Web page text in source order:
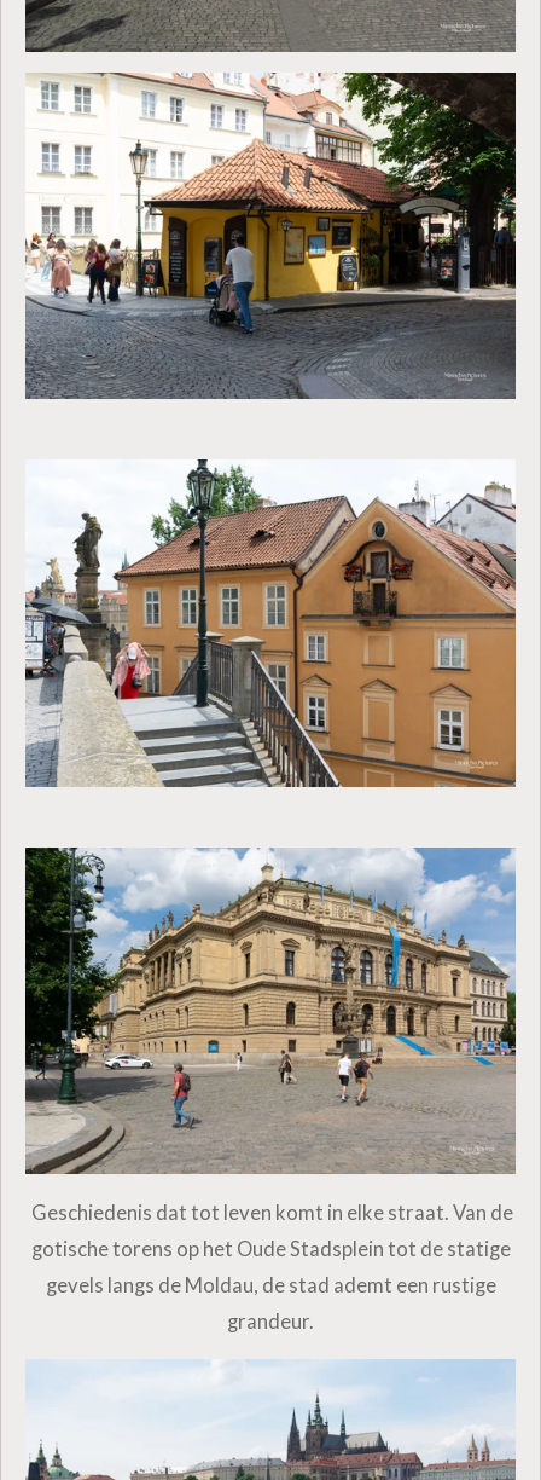
Geschiedenis dat tot leven komt in elke straat. Van de
gotische torens op het Oude Stadsplein tot de statige
gevels langs de Moldau, de stad ademt een rustige
grandeur.